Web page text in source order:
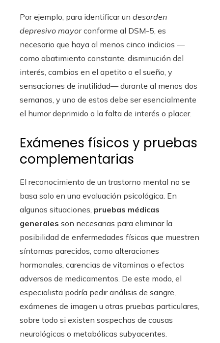
Por ejemplo, para identificar un desorden
depresivo mayorconforme al DSM-5, es
necesario que haya al menos cinco indicios —
como abatimiento constante, disminución del
interés, cambios en el apetito o el sueño, y
sensaciones de inutilidad— durante al menos dos
semanas, y uno de estos debe ser esencialmente
el humor deprimido o la falta de interés o placer.
Exámenes físicos y pruebas
complementarias
El reconocimiento de un trastorno mental no se
basa solo en una evaluación psicológica. En
algunas situaciones, pruebas médicas
generales son necesarias para eliminar la
posibilidad de enfermedades físicas que muestren
síntomas parecidos, como alteraciones
hormonales, carencias de vitaminas o efectos
adversos de medicamentos. De este modo, el
especialista podría pedir análisis de sangre,
exámenes de imagen u otras pruebas particulares,
sobre todo si existen sospechas de causas
neurológicas o metabólicas subyacentes.